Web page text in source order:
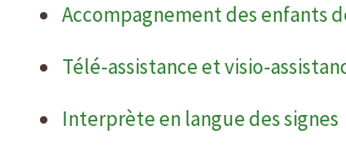
Accompagnement des enfants
Télé-assistance et visio-
Interprète en langue des signes